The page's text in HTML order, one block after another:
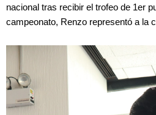
nacional tras recibir el trofeo de 1er
campeonato, Renzo representó a la